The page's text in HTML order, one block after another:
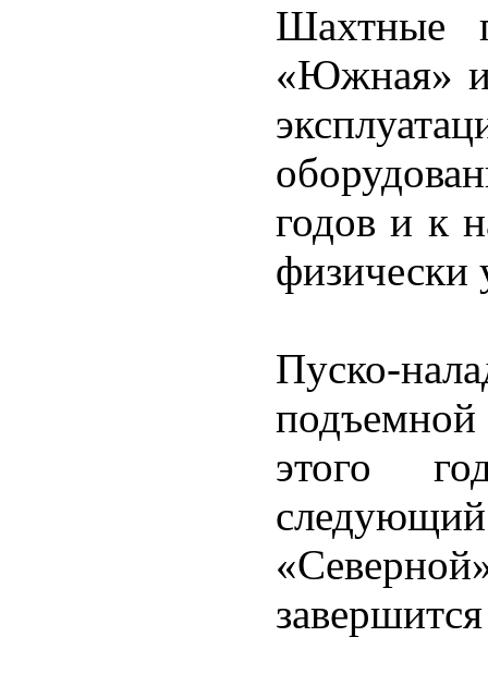
Шахтные
«Южная» и
годов и к
физически
Пуско-
этого